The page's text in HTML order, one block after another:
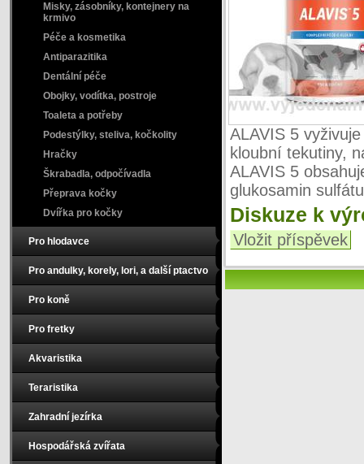
ALAVIS 5
kloubní tekutiny,
ALAVIS 5
glukosamin
Diskuze k
Vložit příspěvek
Misky, zásobníky, kontejnery na
krmivo
Péče a kosmetika
Antiparazitika
Dentální péče
Obojky, vodítka, postroje
Toaleta a potřeby
Podestýlky, steliva, kočkolity
Hračky
Škrabadla, odpočívadla
Přeprava kočky
Dvířka pro kočky
Pro hlodavce
Pro andulky, korely, lori, a další ptactvo
Pro koně
Pro fretky
Akvaristika
Teraristika
Zahradní jezírka
Hospodářská zvířata